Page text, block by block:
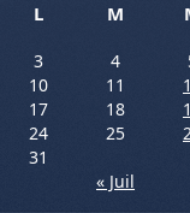
L
M
3
4
10
11
17
18
24
25
31
« Juil